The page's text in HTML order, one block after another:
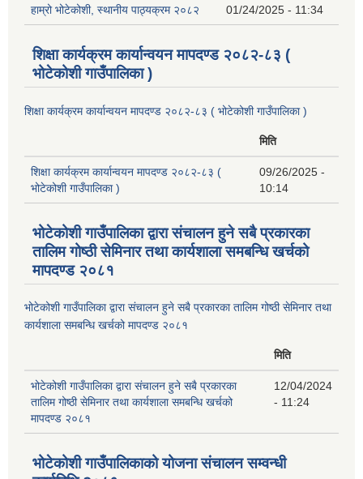
हाम्रो भोटेकोशी, स्थानीय पाठ्यक्रम २०८२ 01/24/2025 - 11:34
शिक्षा कार्यक्रम कार्यान्वयन मापदण्ड २०८२-८३ (
भोटेकोशी गाउँपालिका )
शिक्षा कार्यक्रम कार्यान्वयन मापदण्ड २०८२-८३ ( भोटेकोशी गाउँपालिका )
मिति
शिक्षा कार्यक्रम कार्यान्वयन मापदण्ड २०८२-८३ (
भोटेकोशी गाउँपालिका )
09/26/2025 -
10:14
भोटेकोशी गाउँपालिका द्वारा संचालन हुने सबै प्रकारका
तालिम गोष्ठी सेमिनार तथा कार्यशाला समबन्धि खर्चको
मापदण्ड २०८१
भोटेकोशी गाउँपालिका द्वारा संचालन हुने सबै प्रकारका तालिम गोष्ठी सेमिनार तथा
कार्यशाला समबन्धि खर्चको मापदण्ड २०८१
मिति
भोटेकोशी गाउँपालिका द्वारा संचालन हुने सबै प्रकारका
तालिम गोष्ठी सेमिनार तथा कार्यशाला समबन्धि खर्चको
मापदण्ड २०८१
12/04/2024
- 11:24
भोटेकोशी गाउँपालिकाको योजना संचालन सम्वन्धी